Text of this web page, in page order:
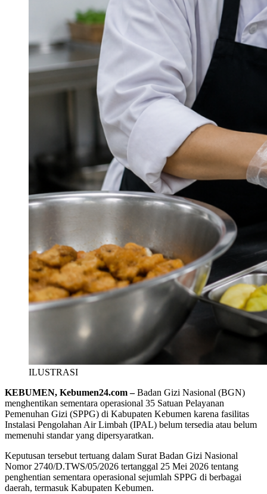
ILUSTRASI
KEBUMEN, Kebumen24.com –Badan Gizi Nasional (BGN)
menghentikan sementara operasional 35 Satuan Pelayanan
Pemenuhan Gizi (SPPG) di Kabupaten Kebumen karena fasilitas
Instalasi Pengolahan Air Limbah (IPAL) belum tersedia atau belum
memenuhi standar yang dipersyaratkan.
Keputusan tersebut tertuang dalam Surat Badan Gizi Nasional
Nomor 2740/D.TWS/05/2026 tertanggal 25 Mei 2026 tentang
penghentian sementara operasional sejumlah SPPG di berbagai
daerah, termasuk Kabupaten Kebumen.